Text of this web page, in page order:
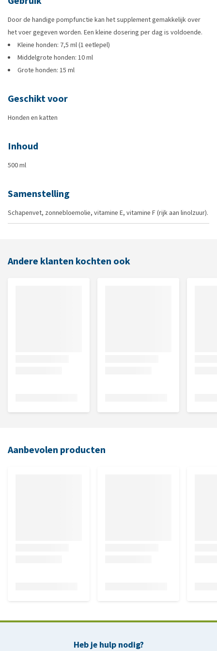
Door de handige pompfunctie kan het supplement gemakkelijk over
het voer gegeven worden. Een kleine dosering per dag is voldoende.
Kleine honden: 7,5 ml (1 eetlepel)
Middelgrote honden: 10 ml
Grote honden: 15 ml
Geschikt voor
Honden en katten
Inhoud
500 ml
Samenstelling
Schapenvet, zonnebloemolie, vitamine E, vitamine F (rijk aan linolzuur).
Andere klanten kochten ook
Aanbevolen producten
Heb je hulp nodig?